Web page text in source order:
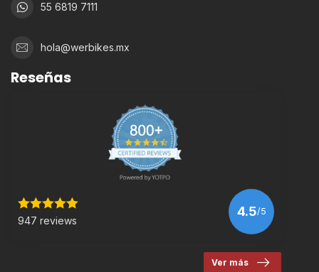
55 6819 7111
hola@werbikes.mx
Reseñas
947 reviews
4.5/5
Ver más